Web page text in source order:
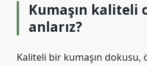
Kumaşın kaliteli
anlarız?
Kaliteli bir kumaşın dokusu,